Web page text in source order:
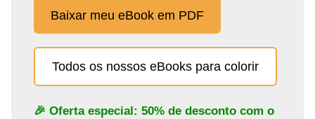
Baixar meu eBook em PDF
Todos os nossos eBooks para colorir
🎉 Oferta especial: 50% de desconto com o